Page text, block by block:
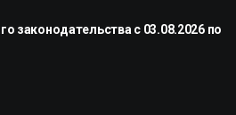
законодательства с 03.08.2026 по